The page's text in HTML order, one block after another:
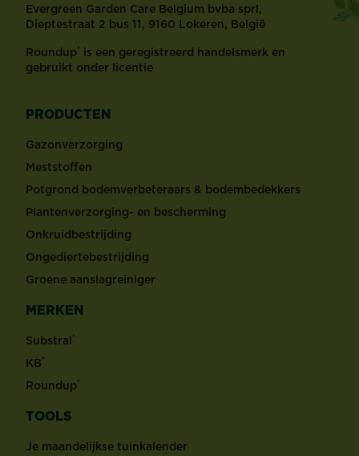
Evergreen Garden Care Belgium bvba sprl,
Dieptestraat 2 bus 11, 9160 Lokeren, België
Roundup® is een geregistreerd handelsmerk en
gebruikt onder licentie
PRODUCTEN
Gazonverzorging
Meststoffen
Potgrond bodemverbeteraars & bodembedekkers
Plantenverzorging- en bescherming
Onkruidbestrijding
Ongediertebestrijding
Groene aanslagreiniger
MERKEN
Substral®
KB®
Roundup®
TOOLS
Je maandelijkse tuinkalender